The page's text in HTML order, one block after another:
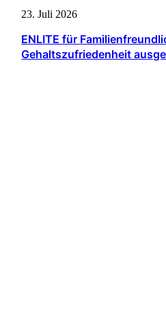
23. Juli 2026
ENLITE für
Gehaltszufriedenheit